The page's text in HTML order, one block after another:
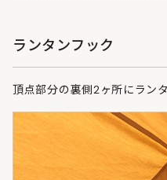
ランタンフック
頂点部分の裏側2ヶ所にラン